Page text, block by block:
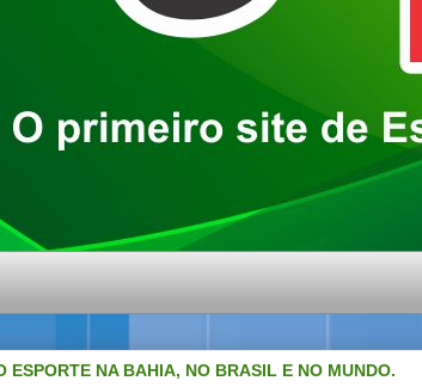
ESPORTE NA BAHIA, NO BRASIL E NO MUNDO.